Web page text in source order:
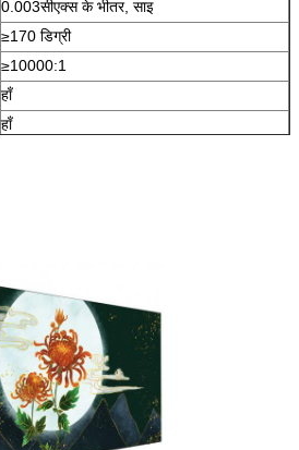
0.003सीएक्स के भीतर, साइ
≥170 डिग्री
≥10000:1
हाँ
हाँ